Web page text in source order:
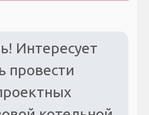
Интересует
провести